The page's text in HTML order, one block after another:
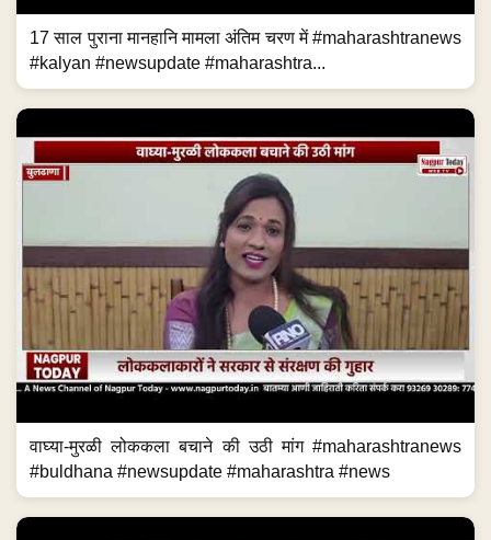
17 साल पुराना मानहानि मामला अंतिम चरण में #maharashtranews
#kalyan #newsupdate #maharashtra...
वाघ्या-मुरळी लोककला बचाने की उठी मांग #maharashtranews
#buldhana #newsupdate #maharashtra #news